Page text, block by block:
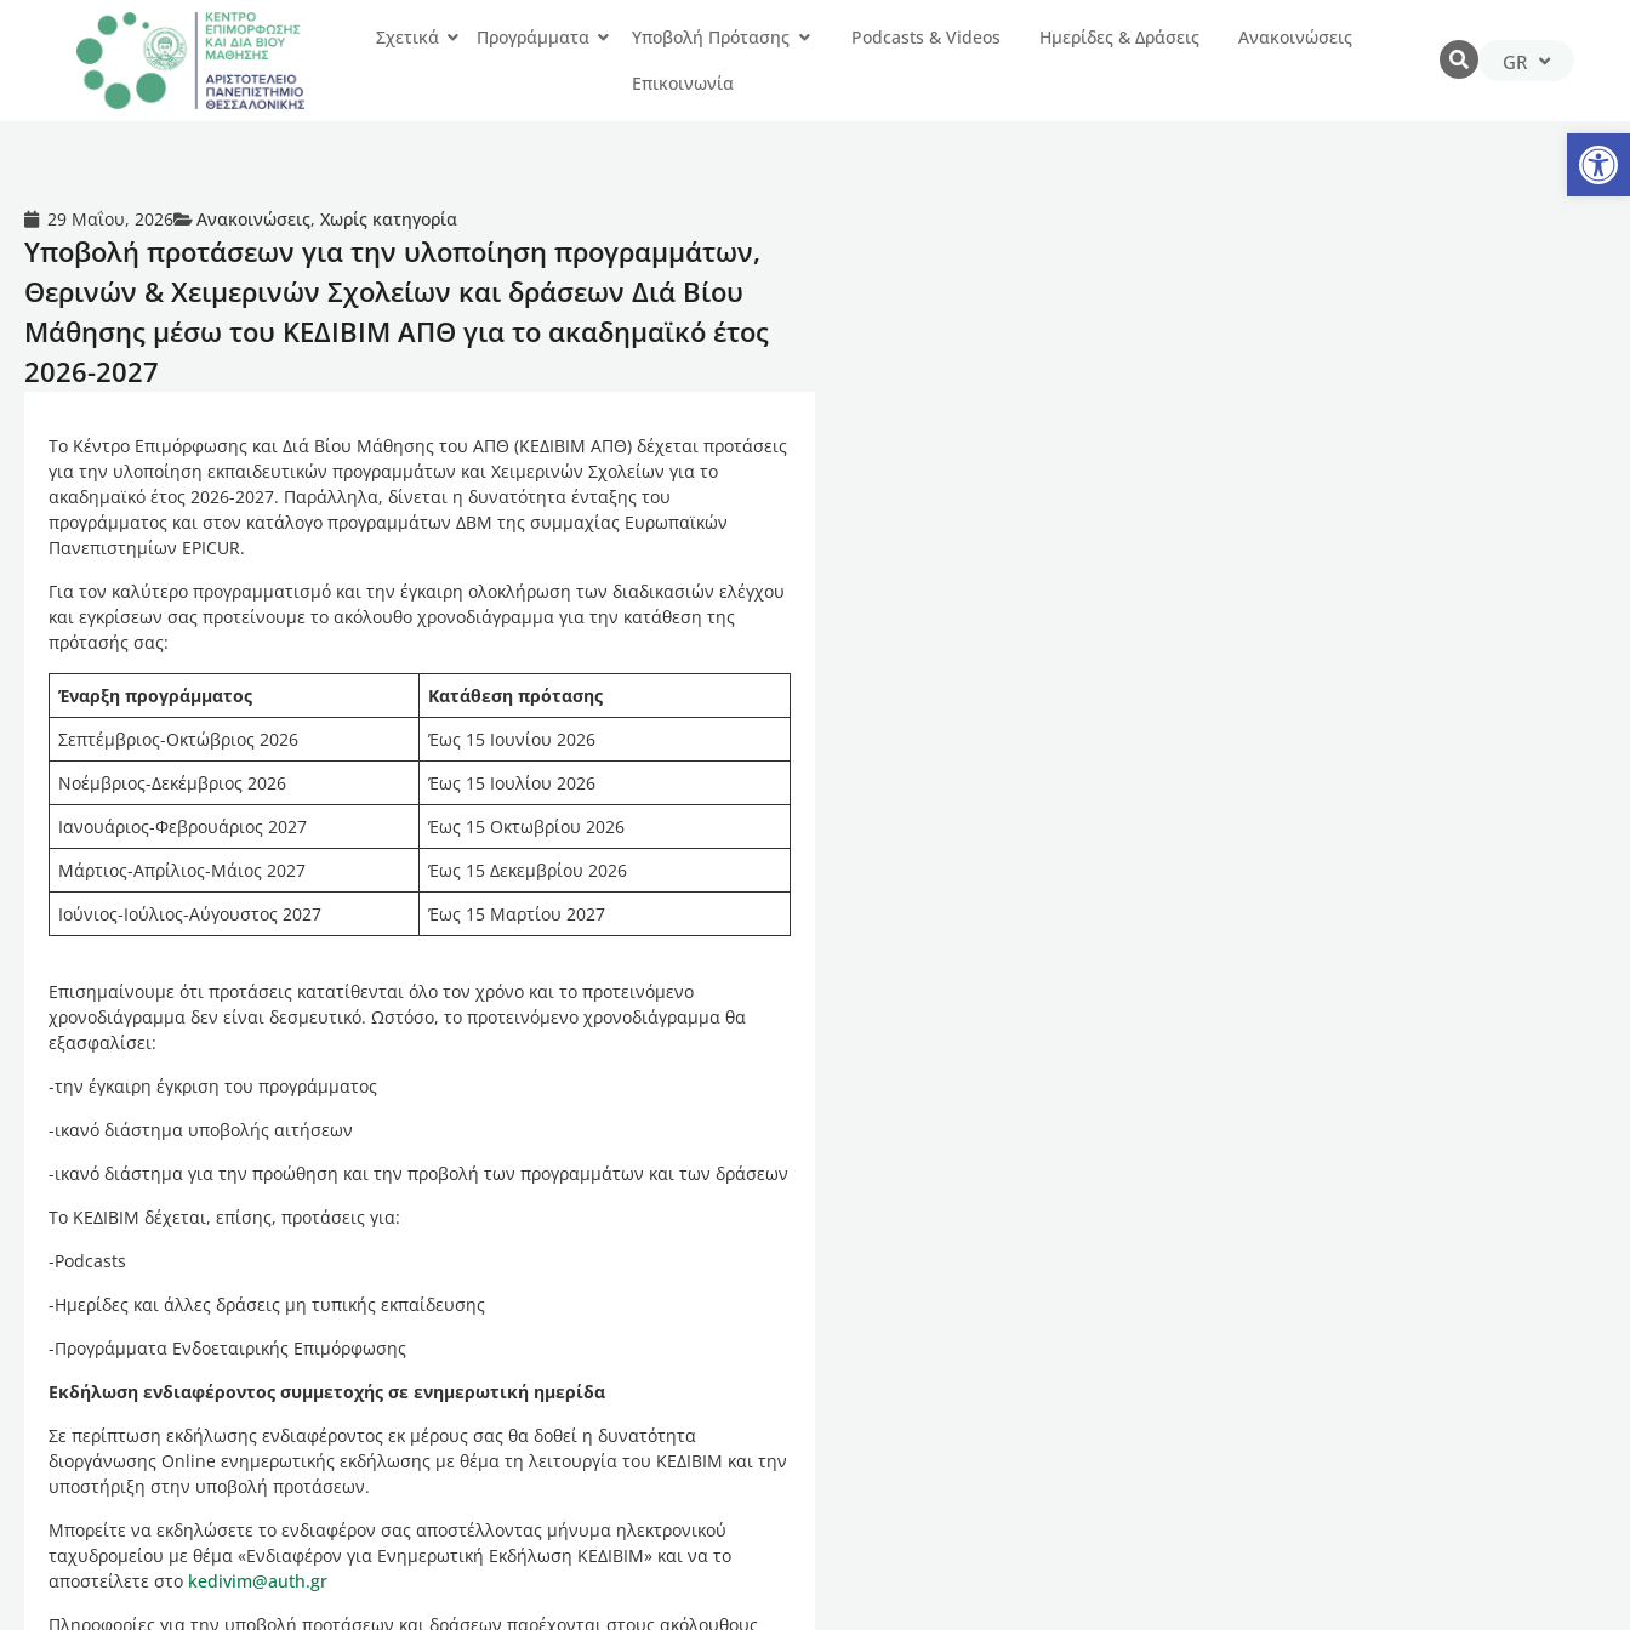
Σχετικά Προγράμματα Υποβολή Πρότασης Podcasts & Videos Ημερίδες & Δράσεις
Ανακοινώσεις
Επικοινωνία
GR
EN
29 Μαΐου, 2026 Ανακοινώσεις, Χωρίς κατηγορία
Υποβολή προτάσεων για την υλοποίηση προγραμμάτων,
Θερινών & Χειμερινών Σχολείων και δράσεων Διά Βίου
Μάθησης μέσω του ΚΕΔΙΒΙΜ ΑΠΘ για το ακαδημαϊκό έτος
2026-2027
Το Κέντρο Επιμόρφωσης και Διά Βίου Μάθησης του ΑΠΘ (ΚΕΔΙΒΙΜ ΑΠΘ) δέχεται προτάσεις
για την υλοποίηση εκπαιδευτικών προγραμμάτων και Χειμερινών Σχολείων για το
ακαδημαϊκό έτος 2026-2027. Παράλληλα, δίνεται η δυνατότητα ένταξης του
προγράμματος και στον κατάλογο προγραμμάτων ΔΒΜ της συμμαχίας Ευρωπαϊκών
Πανεπιστημίων EPICUR.
Για τον καλύτερο προγραμματισμό και την έγκαιρη ολοκλήρωση των διαδικασιών ελέγχου
και εγκρίσεων σας προτείνουμε το ακόλουθο χρονοδιάγραμμα για την κατάθεση της
πρότασής σας:
Έναρξη προγράμματος
Κατάθεση πρότασης
Σεπτέμβριος-Οκτώβριος 2026
Έως 15 Ιουνίου 2026
Νοέμβριος-Δεκέμβριος 2026
Έως 15 Ιουλίου 2026
Ιανουάριος-Φεβρουάριος 2027
Έως 15 Οκτωβρίου 2026
Μάρτιος-Απρίλιος-Μάιος 2027
Έως 15 Δεκεμβρίου 2026
Ιούνιος-Ιούλιος-Αύγουστος 2027
Έως 15 Μαρτίου 2027
Επισημαίνουμε ότι προτάσεις κατατίθενται όλο τον χρόνο και το προτεινόμενο
χρονοδιάγραμμα δεν είναι δεσμευτικό. Ωστόσο, το προτεινόμενο χρονοδιάγραμμα θα
εξασφαλίσει:
-την έγκαιρη έγκριση του προγράμματος
-ικανό διάστημα υποβολής αιτήσεων
-ικανό διάστημα για την προώθηση και την προβολή των προγραμμάτων και των δράσεων
To ΚΕΔΙΒΙΜ δέχεται, επίσης, προτάσεις για:
-Podcasts
-Ημερίδες και άλλες δράσεις μη τυπικής εκπαίδευσης
-Προγράμματα Ενδοεταιρικής Επιμόρφωσης
Εκδήλωση ενδιαφέροντος συμμετοχής σε ενημερωτική ημερίδα
Σε περίπτωση εκδήλωσης ενδιαφέροντος εκ μέρους σας θα δοθεί η δυνατότητα
διοργάνωσης Online ενημερωτικής εκδήλωσης με θέμα τη λειτουργία του ΚΕΔΙΒΙΜ και την
υποστήριξη στην υποβολή προτάσεων.
Μπορείτε να εκδηλώσετε το ενδιαφέρον σας αποστέλλοντας μήνυμα ηλεκτρονικού
ταχυδρομείου με θέμα «Ενδιαφέρον για Ενημερωτική Εκδήλωση ΚΕΔΙΒΙΜ» και να το
αποστείλετε στο kedivim@auth.gr
Πληροφορίες για την υποβολή προτάσεων και δράσεων παρέχονται στους ακόλουθους